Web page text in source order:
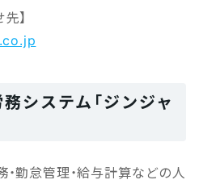
】
システム「ジンジャ
・勤怠管理・給与計算などの人